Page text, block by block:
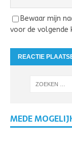
Bewaar mijn
voor de volgende
MEDE